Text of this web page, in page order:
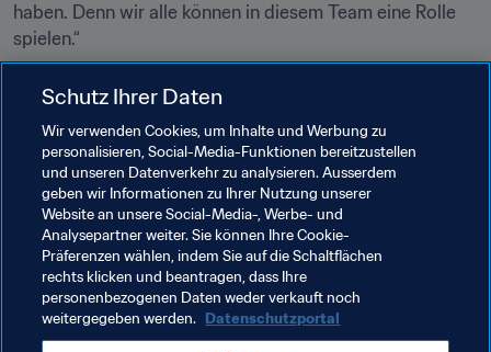
haben. Denn wir alle können in diesem Team eine Rolle
spielen.“
Verwandte Themen
Volunteers Organisation von Turnieren
Organisation
FIFA Fussball-Weltmeisterschaft 2026™ Canada
Concacaf
Schutz Ihrer Daten
Wir verwenden Cookies, um Inhalte und Werbung zu
personalisieren, Social-Media-Funktionen bereitzustellen
und unseren Datenverkehr zu analysieren. Ausserdem
geben wir Informationen zu Ihrer Nutzung unserer
Website an unsere Social-Media-, Werbe- und
Analysepartner weiter. Sie können Ihre Cookie-
Präferenzen wählen, indem Sie auf die Schaltflächen
rechts klicken und beantragen, dass Ihre
personenbezogenen Daten weder verkauft noch
weitergegeben werden. Datenschutzportal